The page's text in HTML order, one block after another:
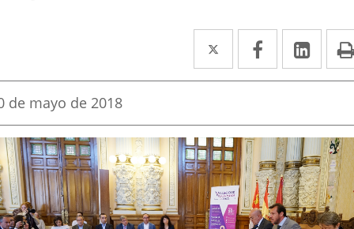
Twitter
Enlace
a
aplicación
externa.
Facebook
Enlace
a
aplicación
externa.
a
de mayo de 2018